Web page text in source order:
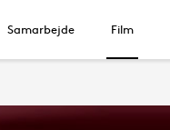
Samarbejde Film